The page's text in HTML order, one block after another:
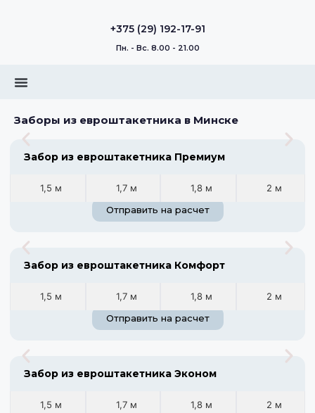
+375 (29) 192-17-91
Пн. - Вс. 8.00 - 21.00
Заборы из евроштакетника в Минске
Забор из евроштакетника Премиум
1,5 м 1,7 м 1,8 м
2 м
Отправить на расчет
Забор из евроштакетника Комфорт
1,5 м 1,7 м 1,8 м
2 м
Отправить на расчет
Забор из евроштакетника Эконом
1,5 м 1,7 м 1,8 м
2 м